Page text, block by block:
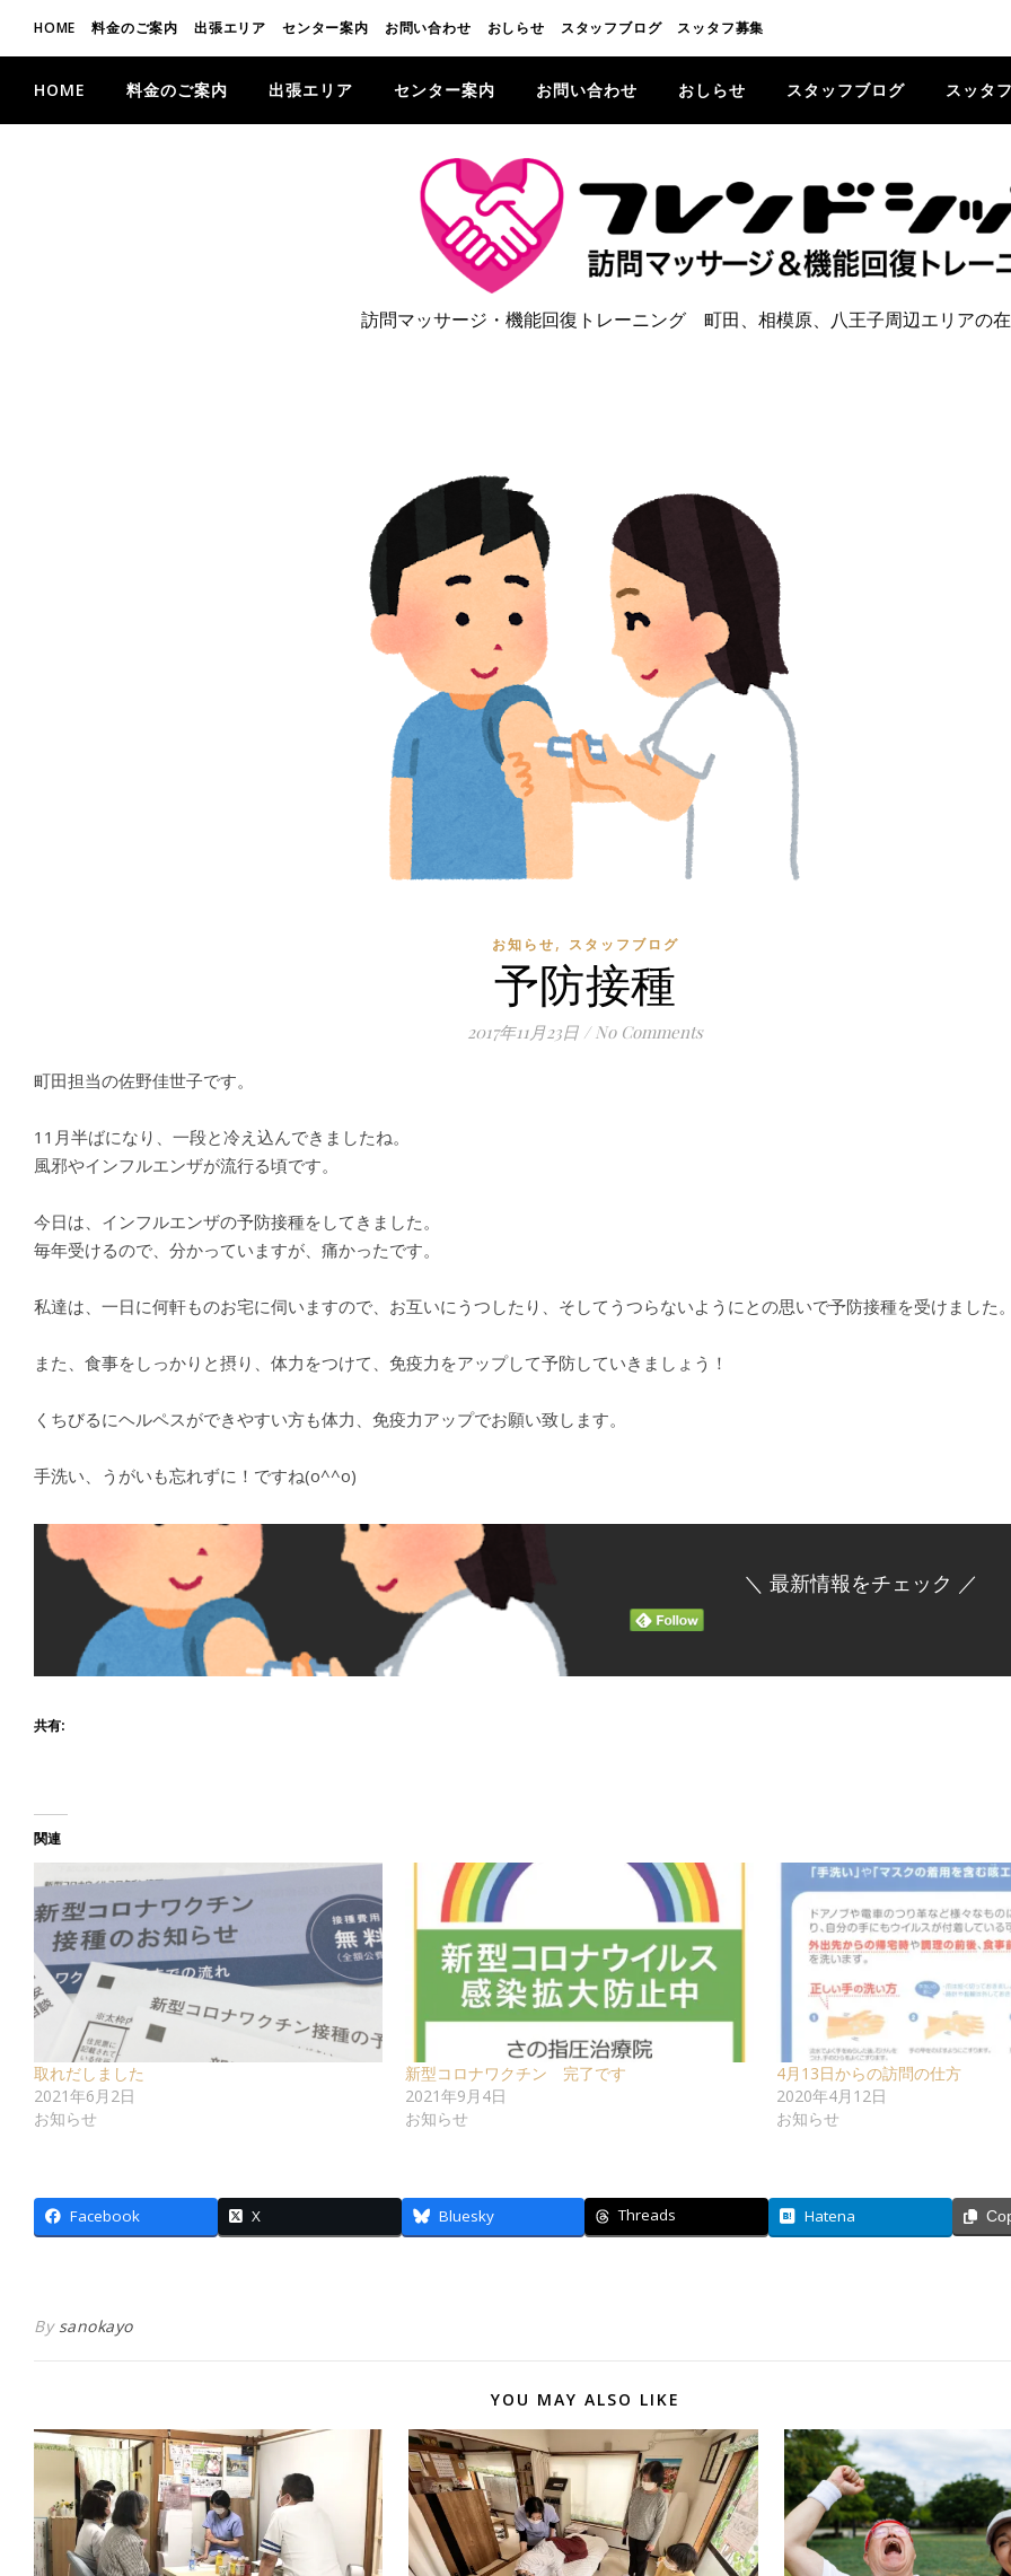
HOME 料金のご案内 出張エリア センター案内 お問い合わせ おしらせ スタッフブログ スッタフ募集
HOME 料金のご案内 出張エリア センター案内 お問い合わせ おしらせ スタッフブログ スッタ
訪問マッサージ・機能回復トレーニング 町田、相模原、八王子周辺エリアの
お知らせ, スタッフブログ
予防接種
2017年11月23日 / No Comments
町田担当の佐野佳世子です。
11月半ばになり、一段と冷え込んできましたね。
風邪やインフルエンザが流行る頃です。
今日は、インフルエンザの予防接種をしてきました。
毎年受けるので、分かっていますが、痛かったです。
私達は、一日に何軒ものお宅に伺いますので、 お互いにうつしたり、そしてうつらないようにとの思いで予防接種を受けました
また、食事をしっかりと摂り、体力をつけて、 免疫力をアップして予防していきましょう！
くちびるにヘルペスができやすい方も体力、免疫力アップでお願い致します。
手洗い、うがいも忘れずに！ですね(o^^o)
＼ 最新情報をチェック ／
共有:
関連
取れだしました
2021年6月2日
お知らせ
新型コロナワクチン 完了です
2021年9月4日
お知らせ
4月13日からの訪問の仕方
2020年4月12日
お知らせ
Facebook X Bluesky Threads Hatena
By sanokayo
YOU MAY ALSO LIKE